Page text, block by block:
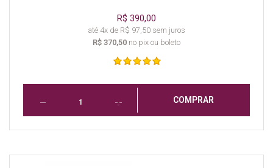
R$ 390,00
até 4x de R$ 97,50 sem juros
R$ 370,50 no pix ou boleto
COMPRAR